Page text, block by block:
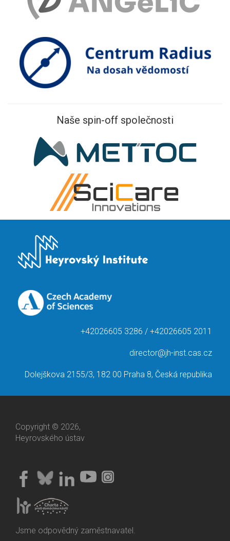
Naše spin-off společnosti
+42026605 3286 / +42026605 2011
director@jh-inst.cas.cz
Dolejškova 2155/3, 182 00 Praha 8, Česká republika
Copyright © 2026,
Heyrovského ústav
Jsme odpovědný zaměstnavatel.